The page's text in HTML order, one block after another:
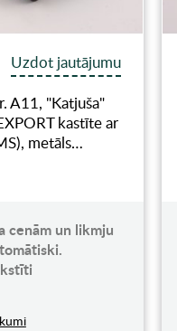
Uzdot jautājumu
A11, "Katjuša"
kastīte ar
metāls…
cenām un likmju